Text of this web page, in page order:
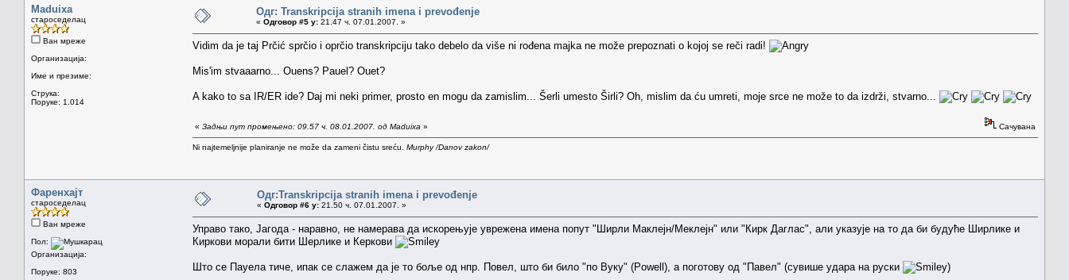
Maduixa
староседелац
Ван мреже
Организација:
Име и презиме:
Струка:
Поруке: 1.014
Одг: Transkripcija stranih imena i prevođenje
« Одговор #5 у: 21.47 ч. 07.01.2007. »
Vidim da je taj Prčić sprčio i oprčio transkripciju tako debelo da više ni rođena majka ne može prepoznati o kojoj se reči radi!
Mis'im stvaaarno... Ouens? Pauel? Ouet?
A kako to sa IR/ER ide? Daj mi neki primer, prosto en mogu da zamislim... Šerli umesto Širli? Oh, mislim da ću umreti, moje srce ne može to da izdrži, stvarno...
« Задњи пут промењено: 09.57 ч. 08.01.2007. од Maduixa » Сачувана
Ni najtemeljnije planiranje ne može da zameni čistu sreću. Murphy /Danov zakon/
Фаренхајт
староседелац
Ван мреже
Пол:
Организација:
Поруке: 803
Одг:Transkripcija stranih imena i prevođenje
« Одговор #6 у: 21.50 ч. 07.01.2007. »
Управо тако, Јагода - наравно, не намерава да искорењује уврежена имена попут "Ширли Маклејн/Меклејн" или "Кирк Даглас", али указује на то да би будуће Ширлике и
Киркови морали бити Шерлике и Керкови
Што се Пауела тиче, ипак се слажем да је то боље од нпр. Повел, што би било "по Вуку" (Powell), а поготову од "Павел" (сувише удара на руски )